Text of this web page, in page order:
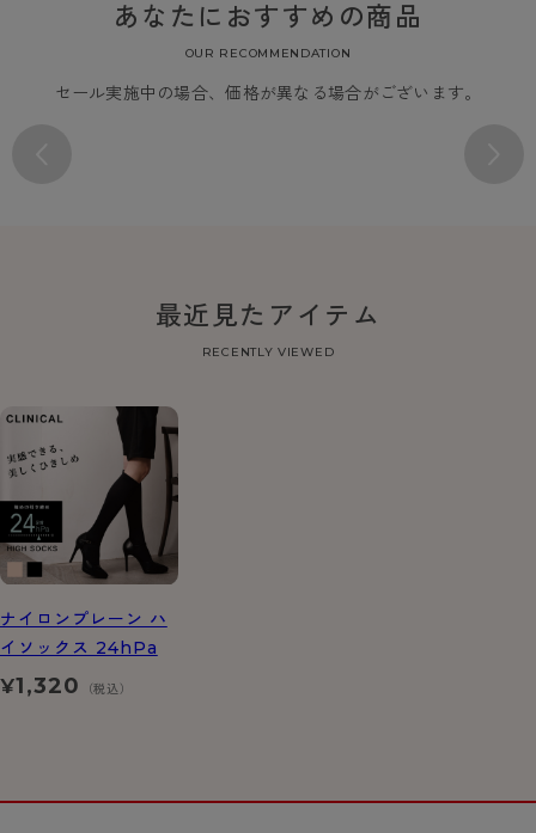
あなたにおすすめの商品
OUR RECOMMENDATION
セール実施中の場合、価格が異なる場合がございます。
最近見たアイテム
RECENTLY VIEWED
ナイロンプレーン ハ
イソックス 24hPa
¥1,320 （税込）